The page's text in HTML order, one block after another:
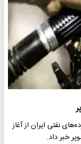
نفتی ایران از آغاز
خبر داد.